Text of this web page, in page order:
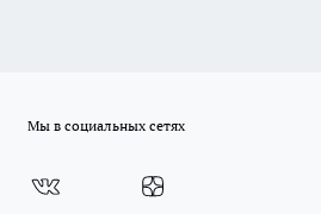
Мы в социальных сетях